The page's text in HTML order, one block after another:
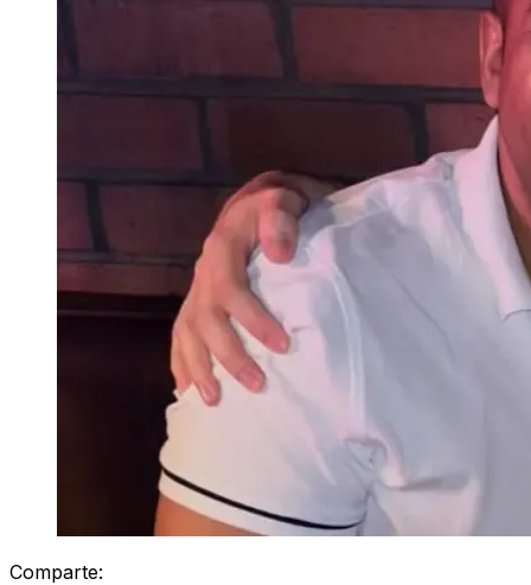
Comparte: